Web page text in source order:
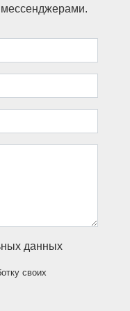
мессенджерами.
данных
своих